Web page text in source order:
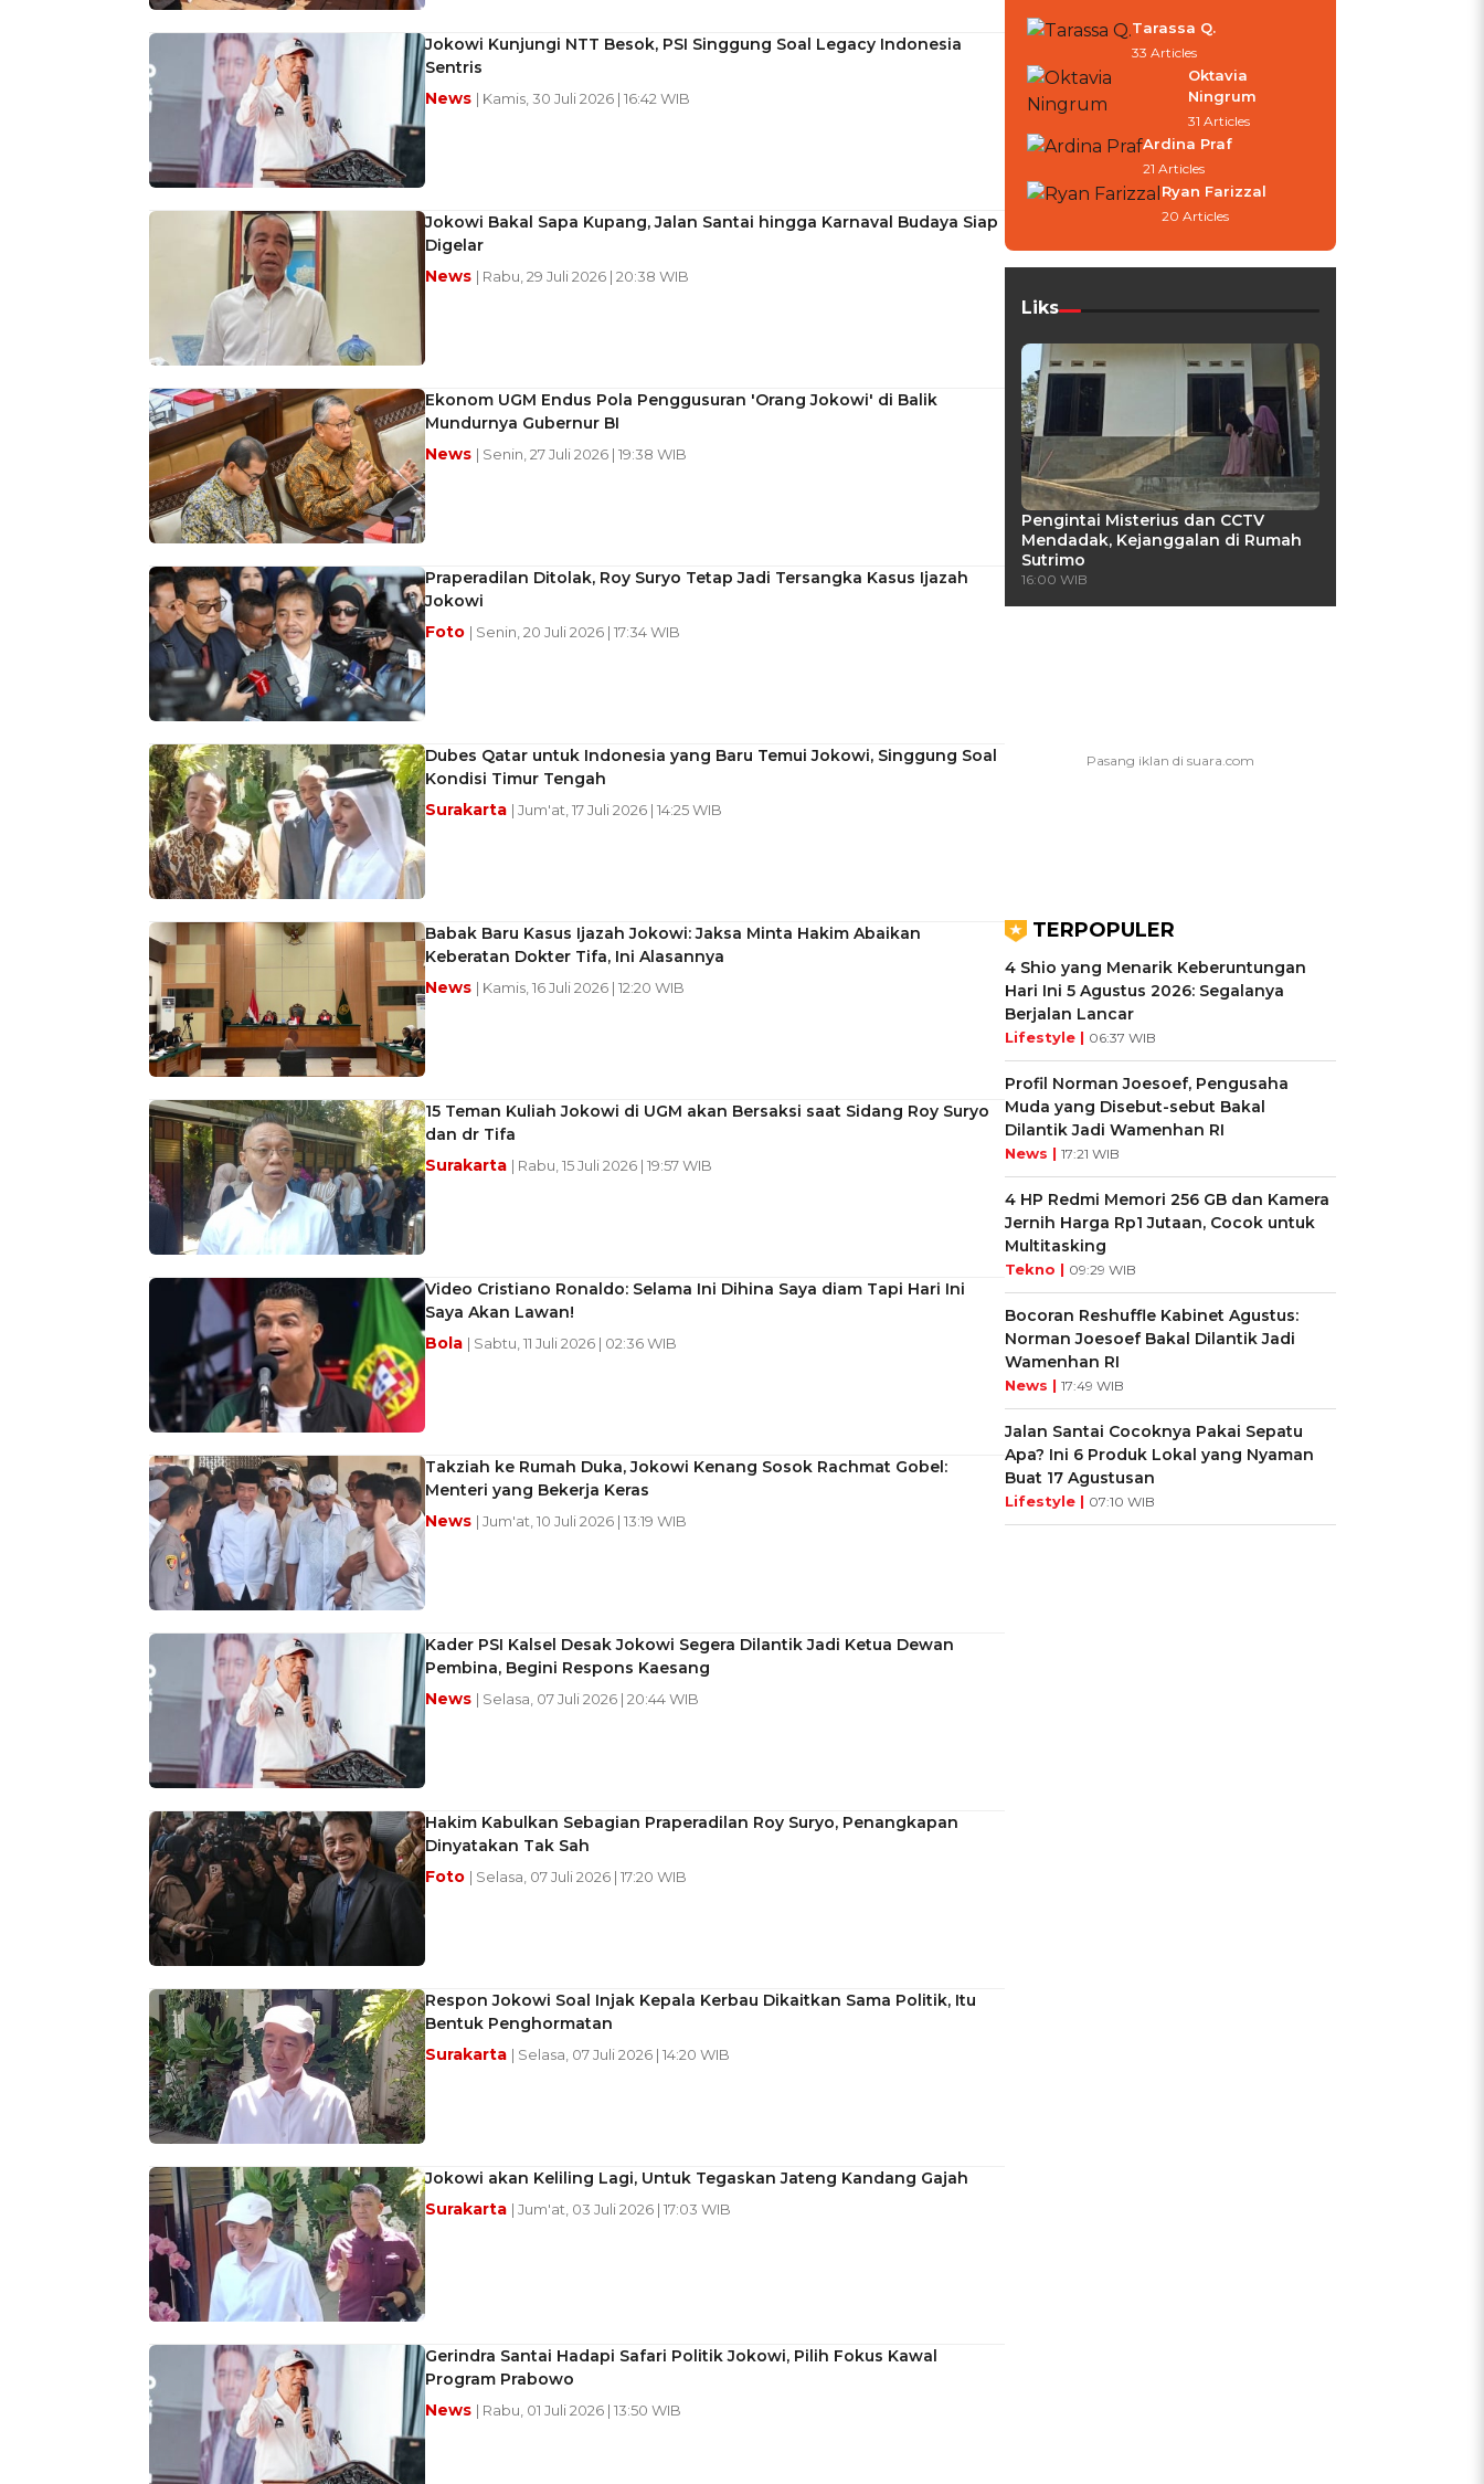
Jokowi Kunjungi NTT Besok, PSI Singgung Soal Legacy Indonesia
Sentris
News | Kamis, 30 Juli 2026 | 16:42 WIB
Jokowi Bakal Sapa Kupang, Jalan Santai hingga Karnaval Budaya Siap
Digelar
News | Rabu, 29 Juli 2026 | 20:38 WIB
Ekonom UGM Endus Pola Penggusuran 'Orang Jokowi' di Balik
Mundurnya Gubernur BI
News | Senin, 27 Juli 2026 | 19:38 WIB
Praperadilan Ditolak, Roy Suryo Tetap Jadi Tersangka Kasus Ijazah
Jokowi
Foto | Senin, 20 Juli 2026 | 17:34 WIB
Dubes Qatar untuk Indonesia yang Baru Temui Jokowi, Singgung Soal
Kondisi Timur Tengah
Surakarta | Jum'at, 17 Juli 2026 | 14:25 WIB
Babak Baru Kasus Ijazah Jokowi: Jaksa Minta Hakim Abaikan
Keberatan Dokter Tifa, Ini Alasannya
News | Kamis, 16 Juli 2026 | 12:20 WIB
15 Teman Kuliah Jokowi di UGM akan Bersaksi saat Sidang Roy Suryo
dan dr Tifa
Surakarta | Rabu, 15 Juli 2026 | 19:57 WIB
Video Cristiano Ronaldo: Selama Ini Dihina Saya diam Tapi Hari Ini
Saya Akan Lawan!
Bola | Sabtu, 11 Juli 2026 | 02:36 WIB
Takziah ke Rumah Duka, Jokowi Kenang Sosok Rachmat Gobel:
Menteri yang Bekerja Keras
News | Jum'at, 10 Juli 2026 | 13:19 WIB
Kader PSI Kalsel Desak Jokowi Segera Dilantik Jadi Ketua Dewan
Pembina, Begini Respons Kaesang
News | Selasa, 07 Juli 2026 | 20:44 WIB
Hakim Kabulkan Sebagian Praperadilan Roy Suryo, Penangkapan
Dinyatakan Tak Sah
Foto | Selasa, 07 Juli 2026 | 17:20 WIB
Respon Jokowi Soal Injak Kepala Kerbau Dikaitkan Sama Politik, Itu
Bentuk Penghormatan
Surakarta | Selasa, 07 Juli 2026 | 14:20 WIB
Jokowi akan Keliling Lagi, Untuk Tegaskan Jateng Kandang Gajah
Surakarta | Jum'at, 03 Juli 2026 | 17:03 WIB
Gerindra Santai Hadapi Safari Politik Jokowi, Pilih Fokus Kawal
Program Prabowo
News | Rabu, 01 Juli 2026 | 13:50 WIB
Tarassa Q.
33 Articles
Oktavia
Ningrum
31 Articles
Ardina Praf
21 Articles
Ryan Farizzal
20 Articles
Liks
Pengintai Misterius dan CCTV
Mendadak, Kejanggalan di Rumah
Sutrimo
16:00 WIB
TERPOPULER
4 Shio yang Menarik Keberuntungan
Hari Ini 5 Agustus 2026: Segalanya
Berjalan Lancar
Lifestyle | 06:37 WIB
Profil Norman Joesoef, Pengusaha
Muda yang Disebut-sebut Bakal
Dilantik Jadi Wamenhan RI
News | 17:21 WIB
4 HP Redmi Memori 256 GB dan Kamera
Jernih Harga Rp1 Jutaan, Cocok untuk
Multitasking
Tekno | 09:29 WIB
Bocoran Reshuffle Kabinet Agustus:
Norman Joesoef Bakal Dilantik Jadi
Wamenhan RI
News | 17:49 WIB
Jalan Santai Cocoknya Pakai Sepatu
Apa? Ini 6 Produk Lokal yang Nyaman
Buat 17 Agustusan
Lifestyle | 07:10 WIB